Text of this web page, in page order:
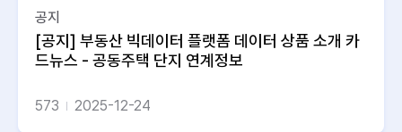
공지
[공지] 부동산 빅데이터 플랫폼 데이터 상품 소개 카
드뉴스 - 공동주택 단지 연계정보
573 2025-12-24